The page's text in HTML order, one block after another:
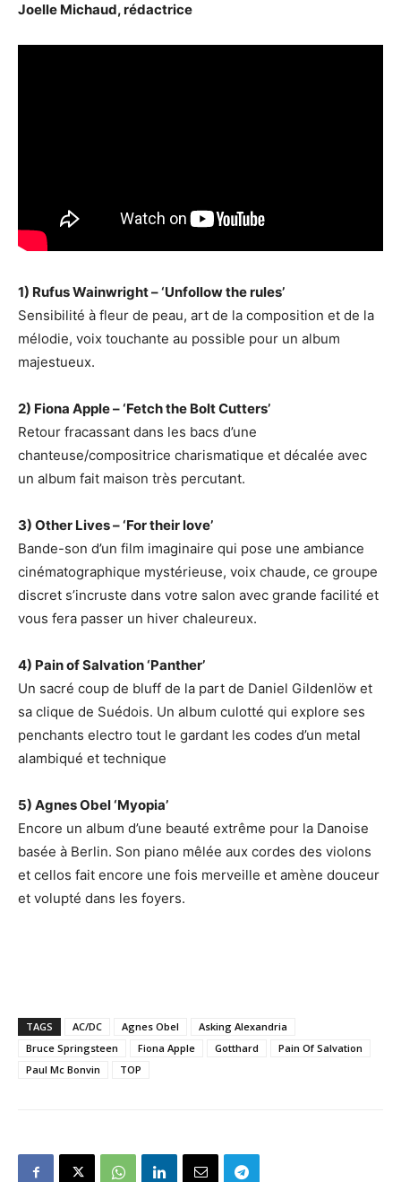
Joelle Michaud, rédactrice
1) Rufus Wainwright – ‘Unfollow the rules’
Sensibilité à fleur de peau, art de la composition et de la
mélodie, voix touchante au possible pour un album
majestueux.
2) Fiona Apple – ‘Fetch the Bolt Cutters’
Retour fracassant dans les bacs d’une
chanteuse/compositrice charismatique et décalée avec
un album fait maison très percutant.
3) Other Lives – ‘For their love’
Bande-son d’un film imaginaire qui pose une ambiance
cinématographique mystérieuse, voix chaude, ce groupe
discret s’incruste dans votre salon avec grande facilité et
vous fera passer un hiver chaleureux.
4) Pain of Salvation ‘Panther’
Un sacré coup de bluff de la part de Daniel Gildenlöw et
sa clique de Suédois. Un album culotté qui explore ses
penchants electro tout le gardant les codes d’un metal
alambiqué et technique
5) Agnes Obel ‘Myopia’
Encore un album d’une beauté extrême pour la Danoise
basée à Berlin. Son piano mêlée aux cordes des violons
et cellos fait encore une fois merveille et amène douceur
et volupté dans les foyers.
TAGS AC/DC Agnes Obel
Asking Alexandria
Bruce Springsteen
Fiona Apple Gotthard
Pain Of Salvation
Paul Mc Bonvin
TOP